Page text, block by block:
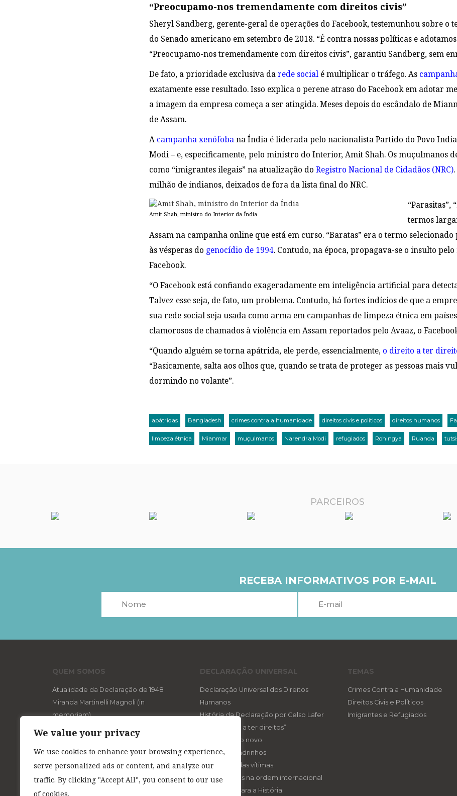
We value your privacy
We use cookies to enhance your browsing experience,
serve personalized ads or content, and analyze our
traffic. By clicking "Accept All", you consent to our use
of cookies.
“Preocupamo-nos tremendamente com direitos civis”
Sheryl Sandberg, gerente-geral de operações do Facebook, testemunhou sobre
do Senado americano em setembro de 2018. “É contra nossas políticas e
“Preocupamo-nos tremendamente com direitos civis”, garantiu Sandberg, sem
De fato, a prioridade exclusiva darede social é multiplicar o tráfego. As
exatamente esse resultado. Isso explica o perene atraso do Facebook em adotar
a imagem da empresa começa a ser atingida. Meses depois do escândalo de
de Assam.
A campanha xenófobana Índia é liderada pelo nacionalista Partido do Povo
Modi – e, especificamente, pelo ministro do Interior, Amit Shah. Os muçulmanos
como “imigrantes ilegais” na atualização do Registro Nacional de Cidadãos (NRC)
milhão de indianos, deixados de fora da lista final do NRC.
Amit Shah, ministro do Interior da Índia
“Parasitas”,
termos
Assam na campanha online que está em curso. “Baratas” era o termo
às vésperas do genocídio de 1994. Contudo, na época, propagava-se o insulto
Facebook.
“O Facebook está confiando exageradamente em inteligência artificial para
Talvez esse seja, de fato, um problema. Contudo, há fortes indícios de que a
sua rede social seja usada como arma em campanhas de limpeza étnica em
clamorosos de chamados à violência em Assam reportados pelo Avaaz, o
“Quando alguém se torna apátrida, ele perde, essencialmente, o direito a ter
“Basicamente, salta aos olhos que, quando se trata de proteger as pessoas mais
dormindo no volante”.
apátridas Bangladesh crimes contra a humanidade direitos civis e políticos direitos humanos
limpeza étnica Mianmar muçulmanos Narendra Modi refugiados Rohingya Ruanda
PARCEIROS
RECEBA INFORMATIVOS POR E-MAIL
QUEM SOMOS
Atualidade da Declaração de 1948
Miranda Martinelli Magnoli (in
memoriam)
Aviso aos Navegantes
Expediente
Referências na Web
DECLARAÇÃO UNIVERSAL
Declaração Universal dos Direitos
Humanos
História da Declaração por Celso Lafer
O “direito a ter direitos”
Um direito novo
Os seis padrinhos
A lógica das vítimas
Os direitos na ordem internacional
Direitos para a História
TEMAS
Crimes Contra a Humanidade
Direitos Civis e Políticos
Imigrantes e Refugiados